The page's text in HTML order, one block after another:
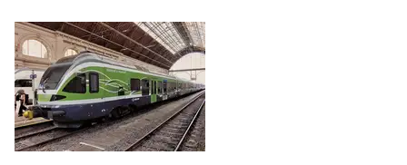
2020
2021
2022
2026